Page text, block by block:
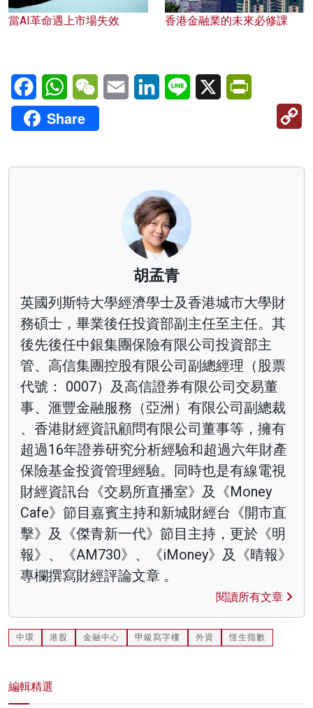
當AI革命遇上市場失效 香港金融業的未來必修課
FacebookWhatsAppWeChatEmail LinkedInLine X
Share
胡孟青
英國列斯特大學經濟學士及香港城市大學財
務碩士，畢業後任投資部副主任至主任。其
後先後任中銀集團保險有限公司投資部主
管、高信集團控股有限公司副總經理（股票
代號： 0007）及高信證券有限公司交易董
事、滙豐金融服務（亞洲）有限公司副總裁
、香港財經資訊顧問有限公司董事等，擁有
超過16年證券研究分析經驗和超過六年財產
保險基金投資管理經驗。同時也是有線電視
財經資訊台《交易所直播室》及《Money
Cafe》節目嘉賓主持和新城財經台《開市直
擊》及《傑青新一代》節目主持，更於《明
報》、《AM730》、《iMoney》及《晴報》
專欄撰寫財經評論文章 。
閱讀所有文章
中環 港股 金融中心 甲級寫字樓 外資 恆生指數
編輯精選